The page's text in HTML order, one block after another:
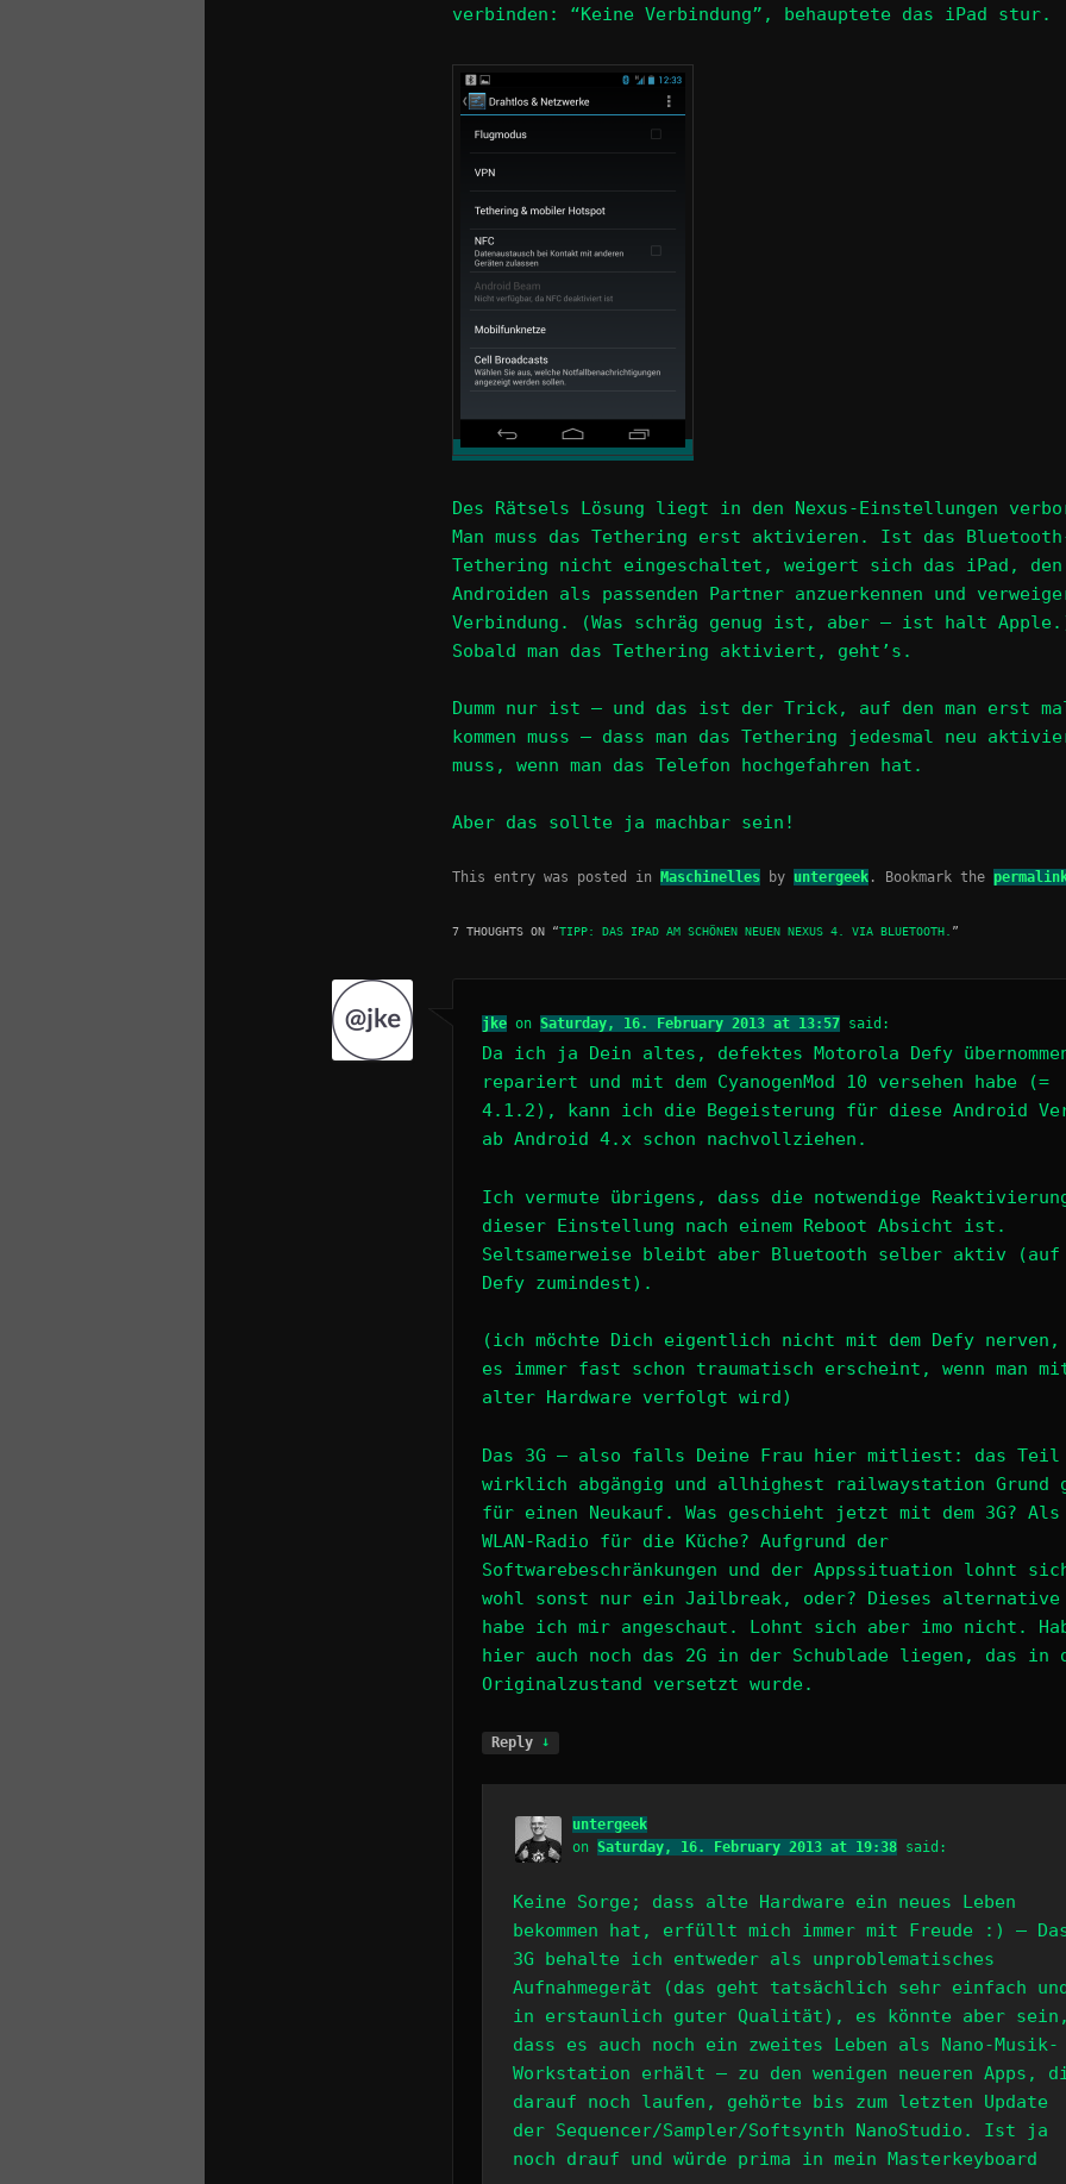
verbinden: “Keine Verbindung”, behauptete das iPad stur.
Des Rätsels Lösung liegt in den Nexus-Einstellungen
Man muss das Tethering erst aktivieren. Ist das
Tethering nicht eingeschaltet, weigert sich das iPad, den
Androiden als passenden Partner anzuerkennen und
Verbindung. (Was schräg genug ist, aber – ist halt
Sobald man das Tethering aktiviert, geht’s.
Dumm nur ist – und das ist der Trick, auf den man erst
kommen muss – dass man das Tethering jedesmal neu
muss, wenn man das Telefon hochgefahren hat.
Aber das sollte ja machbar sein!
This entry was posted in Maschinellesby untergeek. Bookmark the
7 THOUGHTS ON “TIPP: DAS IPAD AM SCHÖNEN NEUEN NEXUS 4. VIA BLUETOOTH. ”
jke onSaturday, 16. February 2013 at 13:57 said:
Da ich ja Dein altes, defektes Motorola Defy
repariert und mit dem CyanogenMod 10 versehen habe (=
4.1.2), kann ich die Begeisterung für diese Android
ab Android 4.x schon nachvollziehen.
Ich vermute übrigens, dass die notwendige
dieser Einstellung nach einem Reboot Absicht ist.
Seltsamerweise bleibt aber Bluetooth selber aktiv (auf
Defy zumindest).
(ich möchte Dich eigentlich nicht mit dem Defy
es immer fast schon traumatisch erscheint, wenn man
alter Hardware verfolgt wird)
Das 3G – also falls Deine Frau hier mitliest: das Teil
wirklich abgängig und allhighest railwaystation Grund
für einen Neukauf. Was geschieht jetzt mit dem 3G? Als
WLAN-Radio für die Küche? Aufgrund der
Softwarebeschränkungen und der Appssituation lohnt
wohl sonst nur ein Jailbreak, oder? Dieses alternative
habe ich mir angeschaut. Lohnt sich aber imo nicht.
hier auch noch das 2G in der Schublade liegen, das in
Originalzustand versetzt wurde.
Reply ↓
untergeek
on Saturday, 16. February 2013 at 19:38 said:
Keine Sorge; dass alte Hardware ein neues Leben
bekommen hat, erfüllt mich immer mit Freude :) –
3G behalte ich entweder als unproblematisches
Aufnahmegerät (das geht tatsächlich sehr einfach
in erstaunlich guter Qualität), es könnte aber sein,
dass es auch noch ein zweites Leben als Nano-Musik-
Workstation erhält – zu den wenigen neueren Apps,
darauf noch laufen, gehörte bis zum letzten Update
der Sequencer/Sampler/Softsynth NanoStudio. Ist ja
noch drauf und würde prima in mein Masterkeyboard